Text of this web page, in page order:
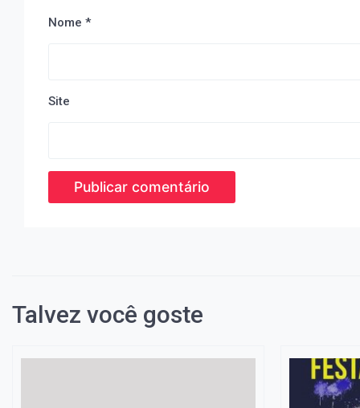
Nome *
Site
Talvez você goste